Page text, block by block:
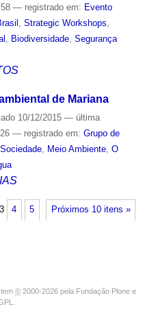
— registrado em: Evento
Strategic Workshops
Biodiversidade, Segurança
de Mariana
10/12/2015 — última
— registrado em: Grupo de
, Meio Ambiente, O
Próximos 10 itens »
3 4 5
tem © 2000-2026 pela Fundação Plone e